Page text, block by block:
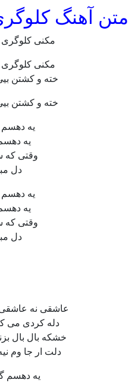
متن آهنگ
مکنی
مکنی
خته و کشتن
خته و کشتن
یه دهسم
یه
وقتی که
دل
یه دهسم
یه
وقتی که
دل
عاشقی نه
دله کردی می
خشکه بال بال
دلت ار جا وم
یه دهسم